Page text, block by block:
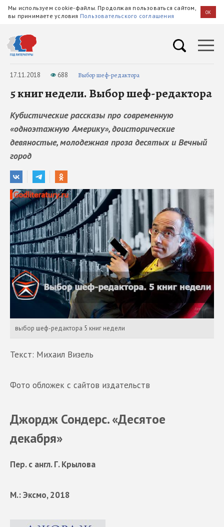
Мы используем cookie-файлы. Продолжая пользоваться сайтом,
вы принимаете условия Пользовательского соглашения OK
17.11.2018 688 Выбор шеф-редактора
5 книг недели. Выбор шеф-редактора
Кубистические рассказы про современную
«одноэтажную Америку», доисторические
девяностые, молодежная проза десятых и Вечный
город
выбор шеф-редактора 5 книг недели
Текст: Михаил Визель
Фото обложек с сайтов издательств
Джордж Сондерс. «Десятое
декабря»
Пер. с англ. Г. Крылова
М.: Эксмо, 2018